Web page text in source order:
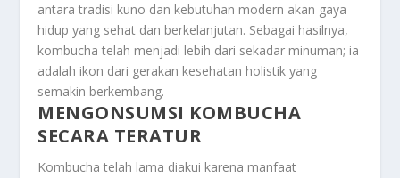
antara tradisi kuno dan kebutuhan modern akan gaya
hidup yang sehat dan berkelanjutan. Sebagai hasilnya,
kombucha telah menjadi lebih dari sekadar minuman; ia
adalah ikon dari gerakan kesehatan holistik yang
semakin berkembang.
MENGONSUMSI KOMBUCHA
SECARA TERATUR
Kombucha telah lama diakui karena manfaat